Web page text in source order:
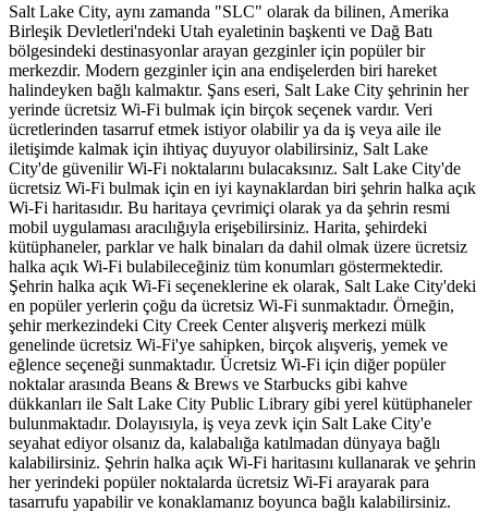
Salt Lake City, aynı zamanda "SLC" olarak da bilinen, Amerika
Birleşik Devletleri'ndeki Utah eyaletinin başkenti ve Dağ Batı
bölgesindeki destinasyonlar arayan gezginler için popüler bir
merkezdir. Modern gezginler için ana endişelerden biri hareket
halindeyken bağlı kalmaktır. Şans eseri, Salt Lake City şehrinin her
yerinde ücretsiz Wi-Fi bulmak için birçok seçenek vardır. Veri
ücretlerinden tasarruf etmek istiyor olabilir ya da iş veya aile ile
iletişimde kalmak için ihtiyaç duyuyor olabilirsiniz, Salt Lake
City'de güvenilir Wi-Fi noktalarını bulacaksınız. Salt Lake City'de
ücretsiz Wi-Fi bulmak için en iyi kaynaklardan biri şehrin halka açık
Wi-Fi haritasıdır. Bu haritaya çevrimiçi olarak ya da şehrin resmi
mobil uygulaması aracılığıyla erişebilirsiniz. Harita, şehirdeki
kütüphaneler, parklar ve halk binaları da dahil olmak üzere ücretsiz
halka açık Wi-Fi bulabileceğiniz tüm konumları göstermektedir.
Şehrin halka açık Wi-Fi seçeneklerine ek olarak, Salt Lake City'deki
en popüler yerlerin çoğu da ücretsiz Wi-Fi sunmaktadır. Örneğin,
şehir merkezindeki City Creek Center alışveriş merkezi mülk
genelinde ücretsiz Wi-Fi'ye sahipken, birçok alışveriş, yemek ve
eğlence seçeneği sunmaktadır. Ücretsiz Wi-Fi için diğer popüler
noktalar arasında Beans & Brews ve Starbucks gibi kahve
dükkanları ile Salt Lake City Public Library gibi yerel kütüphaneler
bulunmaktadır. Dolayısıyla, iş veya zevk için Salt Lake City'e
seyahat ediyor olsanız da, kalabalığa katılmadan dünyaya bağlı
kalabilirsiniz. Şehrin halka açık Wi-Fi haritasını kullanarak ve şehrin
her yerindeki popüler noktalarda ücretsiz Wi-Fi arayarak para
tasarrufu yapabilir ve konaklamanız boyunca bağlı kalabilirsiniz.